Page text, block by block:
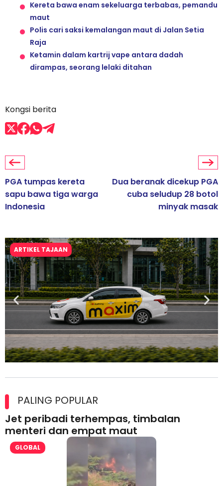
Kereta bawa enam sekeluarga terbabas, pemandu
maut
Polis cari saksi kemalangan maut di Jalan Setia
Raja
Ketamin dalam kartrij vape antara dadah
dirampas, seorang lelaki ditahan
Kongsi berita
PGA tumpas kereta
sapu bawa tiga warga
Indonesia
Dua beranak dicekup PGA
cuba seludup 28 botol
minyak masak
ARTIKEL TAJAAN
lesen separuh pertama 2026
PALING POPULAR
Jet peribadi terhempas, timbalan
menteri dan empat maut
GLOBAL